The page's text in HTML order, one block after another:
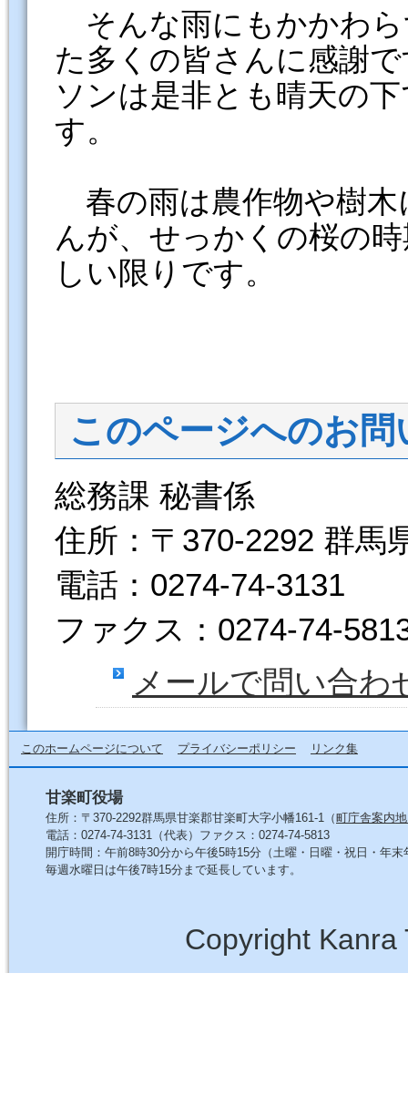
そんな雨にもかかわ
た多くの皆さんに感謝
ソンは是非とも晴天の
す。
春の雨は農作物や樹
んが、せっかくの桜の
しい限りです。
このページへのお問
総務課 秘書係
住所：〒370-2292 群馬
電話：0274-74-3131
ファクス：0274-74-
メールで問い合わ
このホームページについて プライバシーポリシー リンク集
甘楽町役場
住所：〒370-2292群馬県甘楽郡甘楽町大字小幡161-1（町庁舎案内
電話：0274-74-3131（代表）ファクス：0274-74-5813
開庁時間：午前8時30分から午後5時15分（土曜・日曜・祝日・年末
毎週水曜日は午後7時15分まで延長しています。
Copyright Kanra